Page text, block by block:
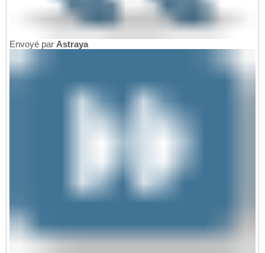
Envoyé par Astraya